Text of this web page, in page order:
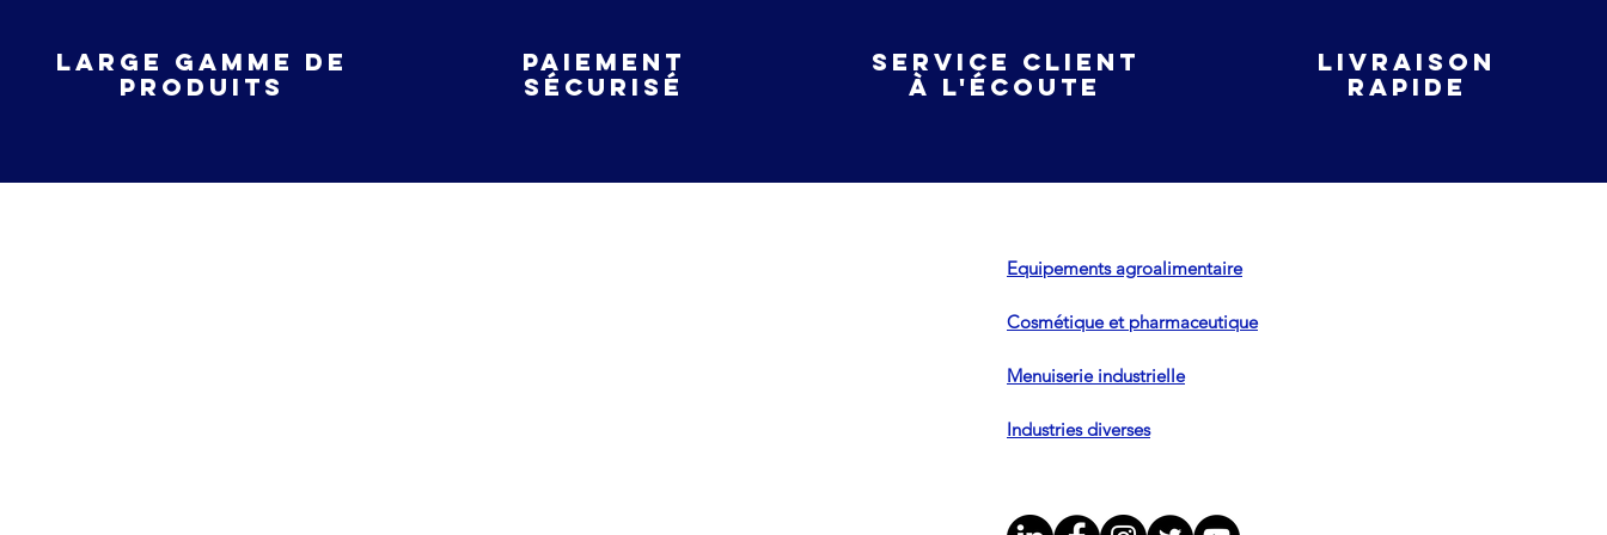
large gamme de
produits
Paiement
sécurisé
service client
à l'écoute
livraison
rapide
Equipements agroalimentaire
Cosmétique et pharmaceutique
Menuiserie industrielle
Industries diverses